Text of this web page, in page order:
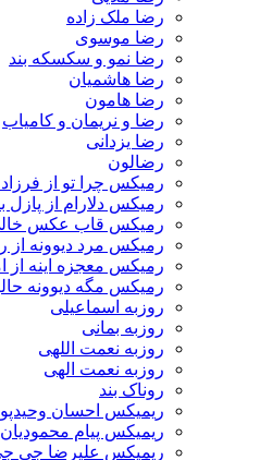
رضا ملک زاده
رضا موسوی
رضا نمو و سکسکه بند
رضا هاشمیان
رضا هامون
رضا و نریمان و کامیاب
رضا یزدانی
رضالون
رمیکس چرا تو از
رمیکس دلارام از پازل
رمیکس قاب عکس
رمیکس مرد دیوونه از
رمیکس معجزه اینه از
رمیکس مگه دیوونه
روزبه اسماعیلی
روزبه بمانی
روزبه نعمت اللهی
روزبه نعمت الهی
روناک بند
ریمیکس احسان
ریمیکس پیام محمودیان
ریمیکس علیرضا جی